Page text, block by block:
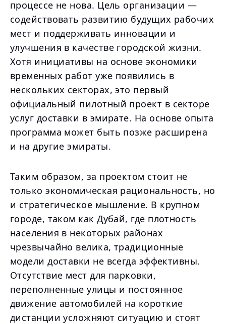
процессе не нова. Цель организации —
содействовать развитию будущих рабочих
мест и поддерживать инновации и
улучшения в качестве городской жизни.
Хотя инициативы на основе экономики
временных работ уже появились в
нескольких секторах, это первый
официальный пилотный проект в секторе
услуг доставки в эмирате. На основе опыта
программа может быть позже расширена
и на другие эмираты.
Таким образом, за проектом стоит не
только экономическая рациональность, но
и стратегическое мышление. В крупном
городе, таком как Дубай, где плотность
населения в некоторых районах
чрезвычайно велика, традиционные
модели доставки не всегда эффективны.
Отсутствие мест для парковки,
переполненные улицы и постоянное
движение автомобилей на короткие
дистанции усложняют ситуацию и стоят